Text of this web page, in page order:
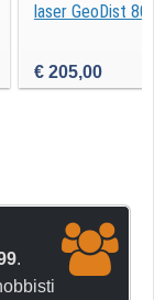
laser GeoDist 80
€ 205,00
.